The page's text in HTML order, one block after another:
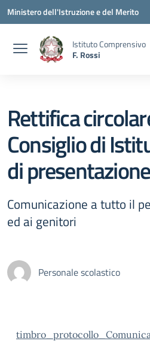
Vai ai contenuti
Vai al menu di navigazione
Vai al footer
Ministero dell'Istruzione e del Merito
Istituto Comprensivo
F. Rossi
Rettifica
Consiglio di
di
Comunicazione a tutto il
ed ai genitori
Personale scolastico